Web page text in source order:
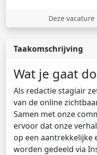
Deze
Taakomschrijving
Wat je gaat
Als redactie stagiair
van de online
Samen met onze
ervoor dat onze
op een aantrekkelijke
worden gedeeld via